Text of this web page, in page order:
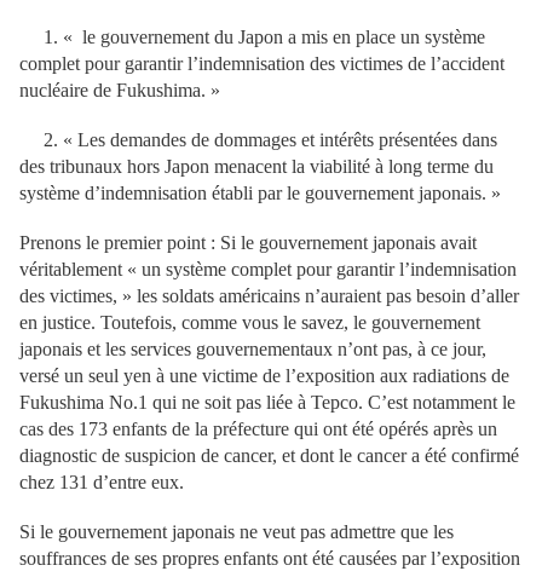
1. « le gouvernement du Japon a mis en place un système
complet pour garantir l’indemnisation des victimes de l’accident
nucléaire de Fukushima. »
2. « Les demandes de dommages et intérêts présentées dans
des tribunaux hors Japon menacent la viabilité à long terme du
système d’indemnisation établi par le gouvernement japonais. »
Prenons le premier point : Si le gouvernement japonais avait
véritablement « un système complet pour garantir l’indemnisation
des victimes, » les soldats américains n’auraient pas besoin d’aller
en justice. Toutefois, comme vous le savez, le gouvernement
japonais et les services gouvernementaux n’ont pas, à ce jour,
versé un seul yen à une victime de l’exposition aux radiations de
Fukushima No.1 qui ne soit pas liée à Tepco. C’est notamment le
cas des 173 enfants de la préfecture qui ont été opérés après un
diagnostic de suspicion de cancer, et dont le cancer a été confirmé
chez 131 d’entre eux.
Si le gouvernement japonais ne veut pas admettre que les
souffrances de ses propres enfants ont été causées par l’exposition